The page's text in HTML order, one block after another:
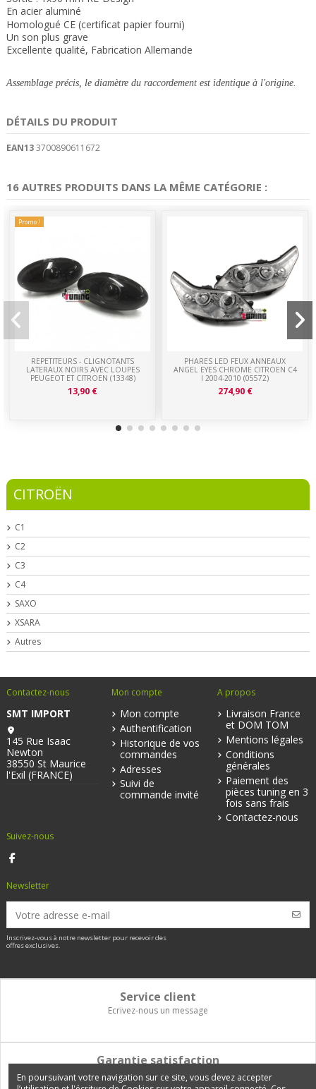
En acier aluminé
Homologué CE (certificat papier fourni)
Un son plus grave
Excellente qualité, Fabrication Allemande
Assemblage précis, le diamètre du raccordement est identique à l'origine.
DÉTAILS DU PRODUIT
EAN133700890611672
16 AUTRES PRODUITS DANS LA MÊME CATÉGORIE :
Promo !
REPETITEURS - CLIGNOTANTS
LATERAUX NOIRS AVEC LOUPES
PEUGEOT ET CITROEN (13348)
13,90 €
PHARES LED FEUX ANNEAUX
ANGEL EYES CHROME CITROEN C4
I 2004-2010 (05572)
274,90 €
CITROËN
C1
C2
C3
C4
SAXO
XSARA
Autres
Contactez-nous
SMT IMPORT
145 Rue Isaac
Newton
38550 St Maurice
l'Exil (FRANCE)
Mon compte
Mon compte
Authentification
Historique de vos
commandes
Adresses
Suivi de
commande invité
A propos
Livraison France
et DOM TOM
Mentions légales
Conditions
générales
Paiement des
pièces tuning en 3
fois sans frais
Contactez-nous
Suivez-nous
Newsletter
Inscrivez-vous à notre newsletter pour recevoir des
offres exclusives.
Service client
Ecrivez-nous un message
Garantie satisfaction
Vous disposez de 14 jours pour changer d'avis et être remboursé
En poursuivant votre navigation sur ce site, vous devez accepter